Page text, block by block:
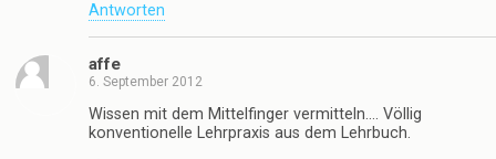
Antworten
affe
6. September 2012
Wissen mit dem Mittelfinger vermitteln…. Völlig
konventionelle Lehrpraxis aus dem Lehrbuch.